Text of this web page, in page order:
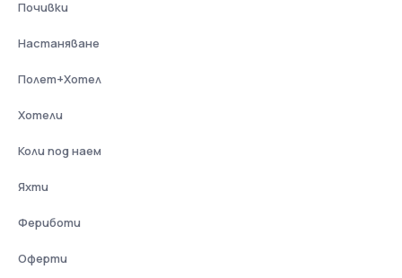
Почивки
Настаняване
Полет+Хотел
Хотели
Коли под наем
Яхти
Фериботи
Оферти